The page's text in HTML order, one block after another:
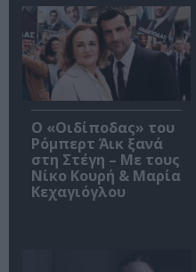
O «Οιδίποδας» του
Ρόμπερτ Άικ ξανά
στη Στέγη – Με τους
Νίκο Κουρή & Μαρία
Κεχαγιόγλου